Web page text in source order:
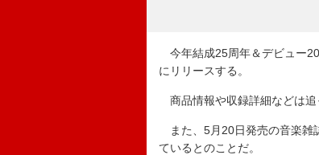
今年結成25周年＆デビュー
にリリースする。
商品情報や収録詳細などは追
また、5月20日発売の音楽雑
ているとのことだ。